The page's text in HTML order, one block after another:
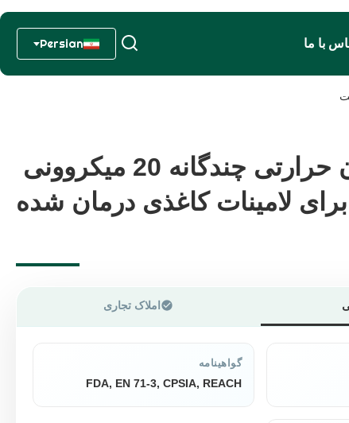
با ما Persian
فیلم لامیناسیون حرارتی چندگانه 20 میکروونی
لامینات کاغذی درمان شده
فیلم لامیناسیون حرارتی چندگانه 20 میکروونی
لامینات کاغذی درمان شده
املاک تجاری
گواهینامه
FDA, EN 71-3, CPSIA, REACH